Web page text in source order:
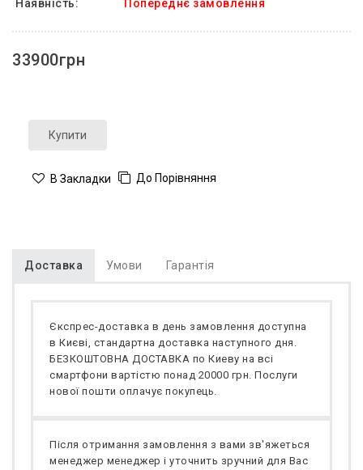
Наявність:
Попереднє замовлення
33900грн
Купити
В Закладки До Порівняння
Доставка Умови Гарантія
Єкспрес-доставка в день замовлення доступна
в Києві, стандартна доставка наступного дня.
БЕЗКОШТОВНА ДОСТАВКА по Киеву на всі
смартфони вартістю понад 20000 грн. Послуги
нової пошти оплачує покупець.
Після отримання замовлення з вами зв'яжеться
менеджер менеджер і уточнить зручний для Вас